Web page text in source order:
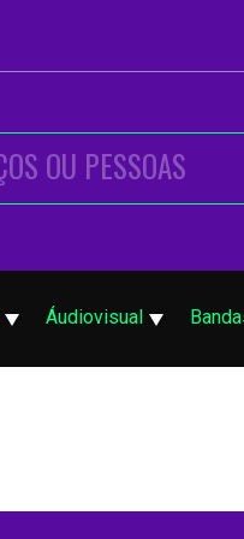
Áudiovisual